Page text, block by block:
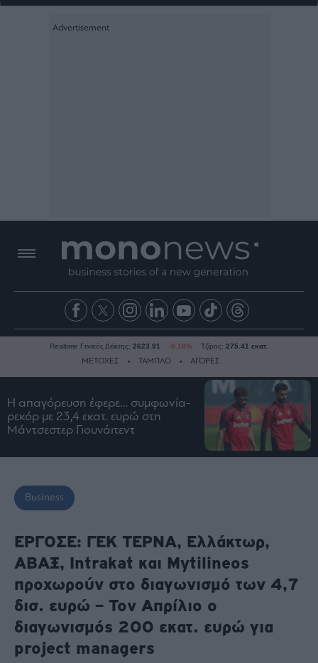
Ειδήσεις
Οικονομία
Business
Ναυτιλία
Πολιτική
Πολιτισμός
Κοινωνία
Law
Bloomberg
Realtime Γενικός Δείκτης: 2623.91 -0.18% Τζίρος: 275.41 εκατ.
ΜΕΤΟΧΕΣ ΤΑΜΠΛΟ ΑΓΟΡΕΣ
Η απαγόρευση έφερε… συμφωνία-
ρεκόρ με 23,4 εκατ. ευρώ στη
Μάντσεστερ Γιουνάιτεντ
Business
ΕΡΓΟΣΕ: ΓΕΚ ΤΕΡΝΑ, Ελλάκτωρ,
ΑΒΑΞ, Intrakat και Mytilineos
προχωρούν στο διαγωνισμό των 4,7
δισ. ευρώ – Τον Απρίλιο ο
διαγωνισμός 200 εκατ. ευρώ για
project managers